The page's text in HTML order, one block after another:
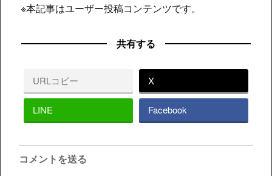
※本記事はユーザー投稿コンテンツです。
共有する
URLコピー X
LINE Facebook
コメントを送る